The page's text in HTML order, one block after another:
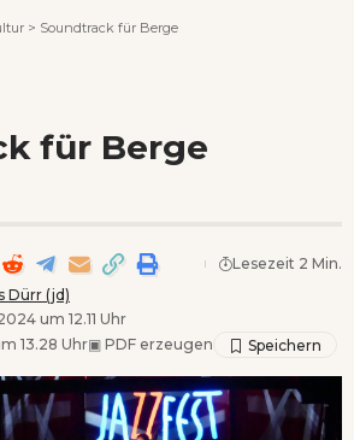
> Soundtrack für Berge
für Berge
Dürr (jd)
um 12.11 Uhr
13.28 Uhr▣ PDF erzeugen
Lesezeit 2 Min.